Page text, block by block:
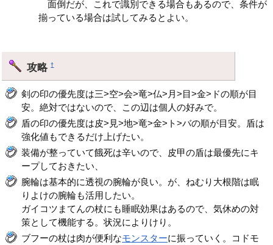
面倒だが、これで識別できる場合もあるので、条件が
揃っている場合は試してみるとよい。
攻略†
剣の印の優先度は三>空>会>竜>仏>月>目>金>ドの順が目
安。絶対ではないので、この辺は個人の好みで。
盾の印の優先度は皮>見>地>竜>金>ト>バの順が目安。盾は
強化値もできるだけ上げたい。
装備が整っていて餓死は辛いので、皮甲の盾は最優先にキ
ープしておきたい、
腕輪は基本的に透視の腕輪が良い。が、ねむり大根階は眠
りよけの腕輪も活用したい。
ガイコツまてんの杖にも睡眠効果はあるので、気休めの対
策として機能する。状況によりけり。
ブフーの杖は肉が便利なモンスターに振っていく。コドモ